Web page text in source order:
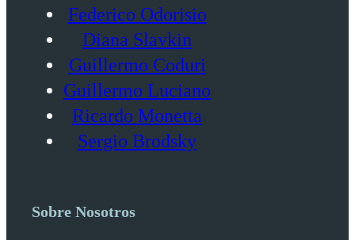
Federico Odorisio
Diana Slavkin
Guillermo Coduri
Guillermo Luciano
Ricardo Monetta
Sergio Brodsky
Sobre Nosotros